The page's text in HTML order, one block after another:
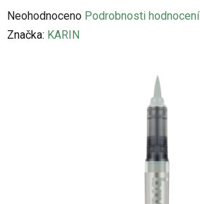
Průměrné
hodnocení
Neohodnoceno Podrobnosti hodnocení
Značka: KARIN